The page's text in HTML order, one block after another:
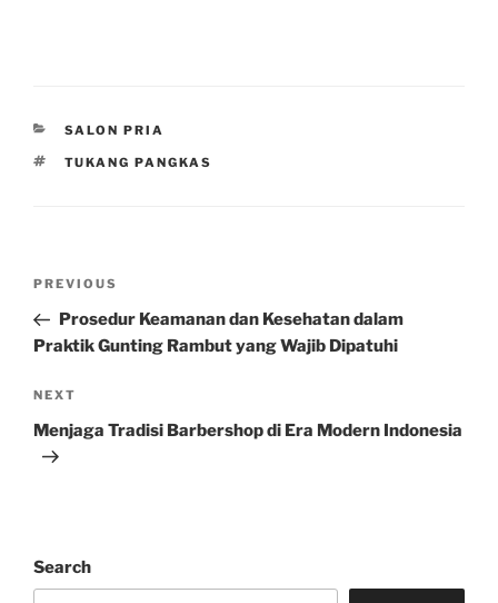
CATEGORIES
SALON PRIA
TAGS
TUKANG PANGKAS
Previous
Post
PREVIOUS
Prosedur Keamanan dan Kesehatan dalam
Praktik Gunting Rambut yang Wajib Dipatuhi
Next
Post
NEXT
Menjaga Tradisi Barbershop di Era Modern Indonesia
Search